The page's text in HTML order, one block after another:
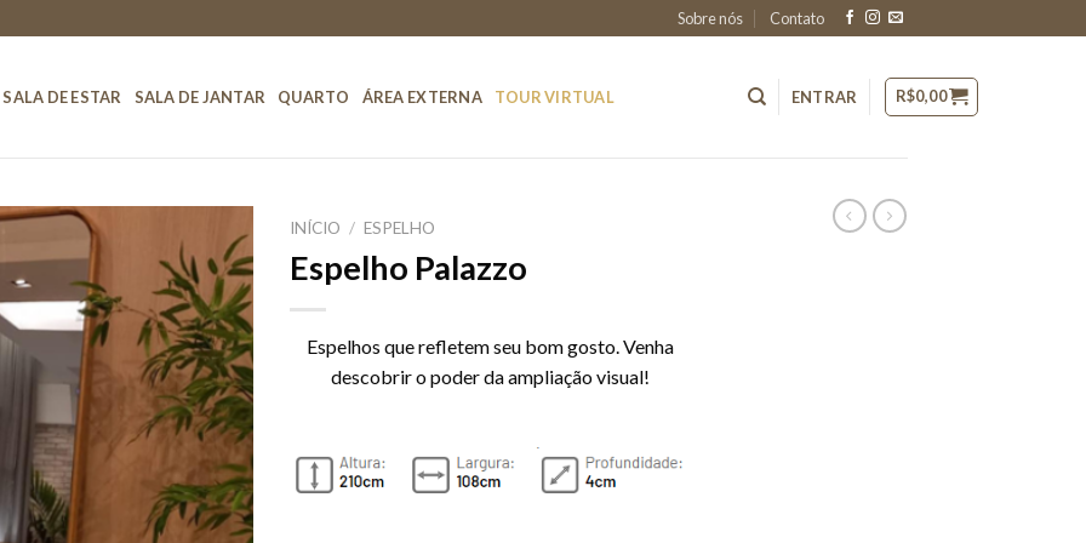
Sobre nós Contato
SALA DE ESTAR SALA DE JANTAR QUARTO ÁREA EXTERNA TOUR VIRTUAL ENTRAR R$0,00
Adicionar
a lista de
desejos
INÍCIO / ESPELHO
Espelho Palazzo
Espelhos que refletem seu bom gosto. Venha
descobrir o poder da ampliação visual!